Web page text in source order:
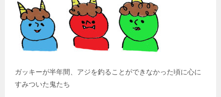
ガッキーが半年間、アジを釣ることができなかった頃に心に
すみついた鬼たち